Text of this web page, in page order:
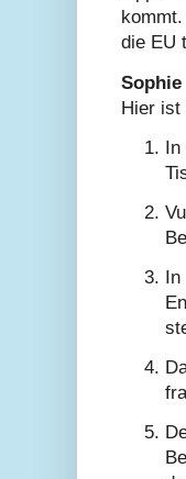
die EU
Sophie
Hier ist
In